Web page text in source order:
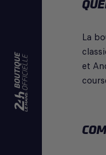
La
et